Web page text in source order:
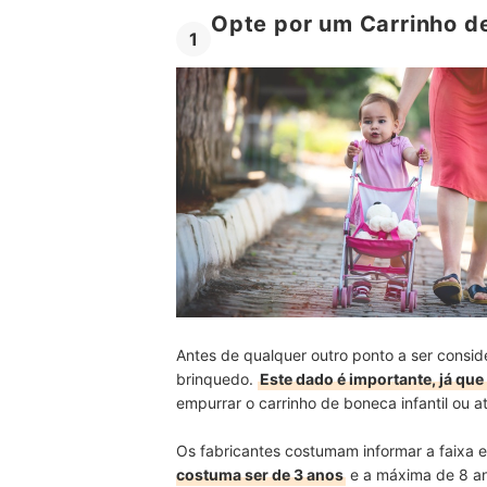
1
Opte por um Carrinho
Antes de qualquer outro ponto a ser
brinquedo. Este dado é importante, já
empurrar o carrinho de boneca infantil ou
Os fabricantes costumam informar a faixa
costuma ser de 3 anos e a máxima de 8